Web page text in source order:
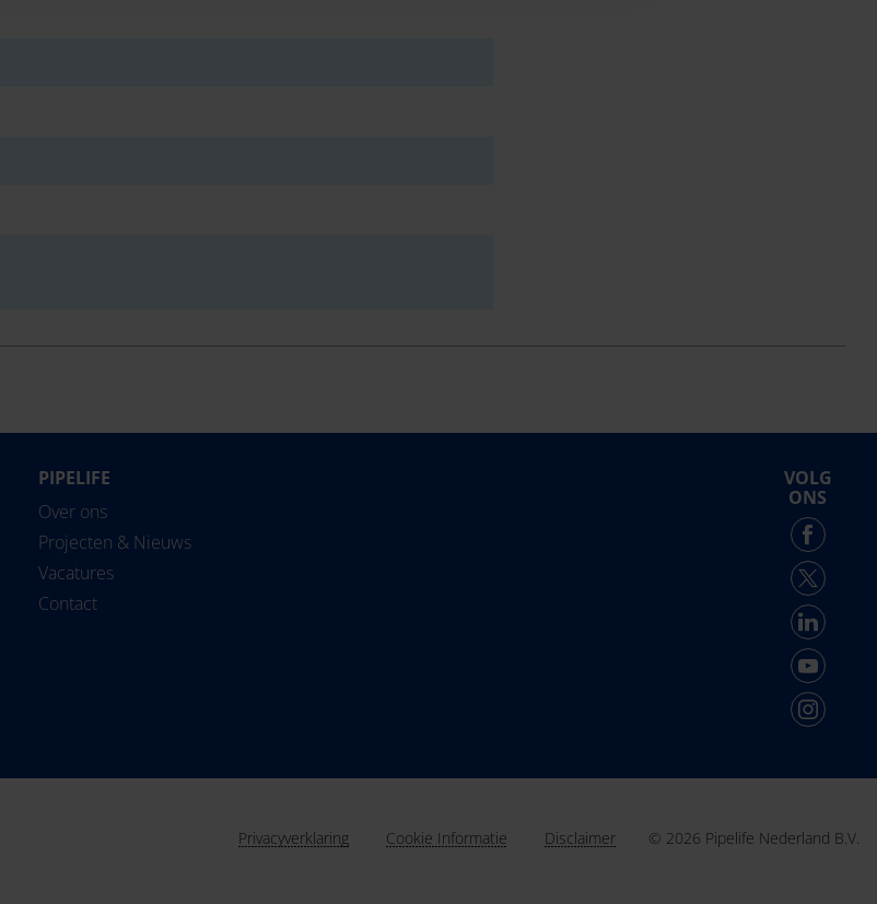
PIPELIFE
Over ons
Projecten & Nieuws
Vacatures
Contact
VOLG
ONS
Privacyverklaring Cookie Informatie Disclaimer © 2026 Pipelife Nederland B.V.